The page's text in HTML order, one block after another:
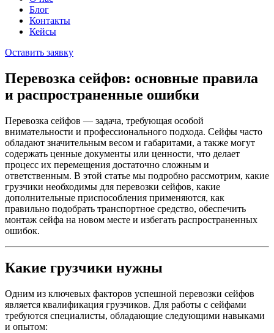
Блог
Контакты
Кейсы
Оставить заявку
Перевозка сейфов: основные правила
и распространенные ошибки
Перевозка сейфов — задача, требующая особой
внимательности и профессионального подхода. Сейфы часто
обладают значительным весом и габаритами, а также могут
содержать ценные документы или ценности, что делает
процесс их перемещения достаточно сложным и
ответственным. В этой статье мы подробно рассмотрим, какие
грузчики необходимы для перевозки сейфов, какие
дополнительные приспособления применяются, как
правильно подобрать транспортное средство, обеспечить
монтаж сейфа на новом месте и избегать распространенных
ошибок.
Какие грузчики нужны
Одним из ключевых факторов успешной перевозки сейфов
является квалификация грузчиков. Для работы с сейфами
требуются специалисты, обладающие следующими навыками
и опытом: